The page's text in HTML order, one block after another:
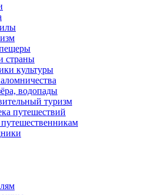
страны
культуры
водопады
туризм
путешествий